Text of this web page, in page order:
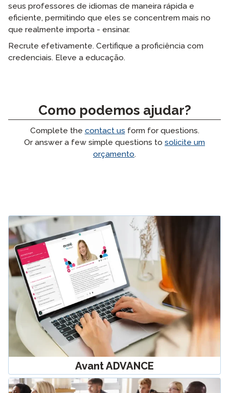
seus professores de idiomas de maneira rápida e
eficiente, permitindo que eles se concentrem mais no
que realmente importa - ensinar.
Recrute efetivamente. Certifique a proficiência com
credenciais. Eleve a educação.
Como podemos ajudar?
Complete the contact us form for questions.
Or answer a few simple questions to solicite um
orçamento.
Avant ADVANCE